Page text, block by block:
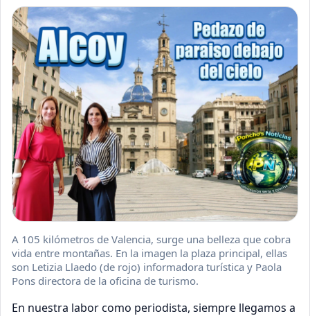
A 105 kilómetros de Valencia, surge una belleza que cobra
vida entre montañas. En la imagen la plaza principal, ellas
son Letizia Llaedo (de rojo) informadora turística y Paola
Pons directora de la oficina de turismo.
En nuestra labor como periodista, siempre llegamos a